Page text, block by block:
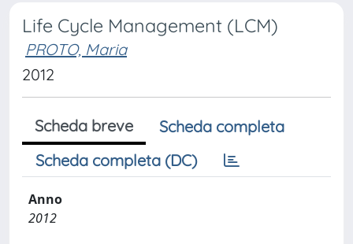
Life Cycle Management (LCM)
PROTO, Maria
2012
Scheda breve
Scheda completa
Scheda completa (DC)
Anno
2012